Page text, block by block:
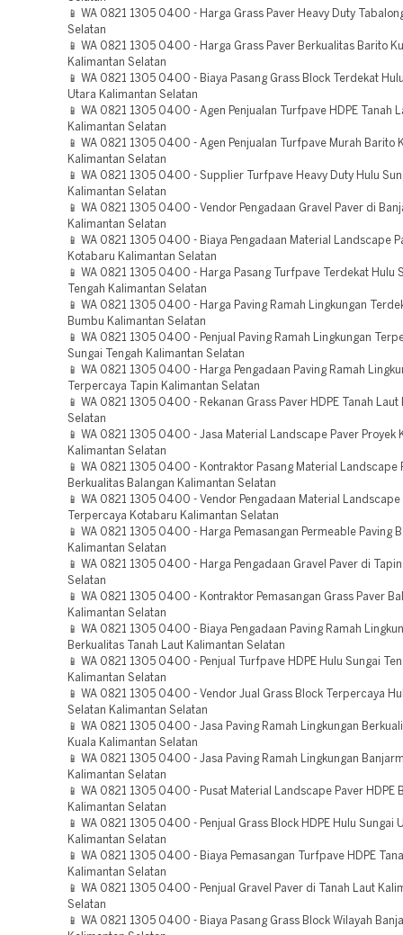
📱 WA 0821 1305 0400 - Harga Grass Paver Heavy Duty
Selatan
📱 WA 0821 1305 0400 - Harga Grass Paver Berkualitas Barito
Kalimantan Selatan
📱 WA 0821 1305 0400 - Biaya Pasang Grass Block Terdekat
Utara Kalimantan Selatan
📱 WA 0821 1305 0400 - Agen Penjualan Turfpave HDPE Tanah
Kalimantan Selatan
📱 WA 0821 1305 0400 - Agen Penjualan Turfpave Murah Barito
Kalimantan Selatan
📱 WA 0821 1305 0400 - Supplier Turfpave Heavy Duty Hulu
Kalimantan Selatan
📱 WA 0821 1305 0400 - Vendor Pengadaan Gravel Paver di
Kalimantan Selatan
📱 WA 0821 1305 0400 - Biaya Pengadaan Material Landscape
Kotabaru Kalimantan Selatan
📱 WA 0821 1305 0400 - Harga Pasang Turfpave Terdekat Hulu
Tengah Kalimantan Selatan
📱 WA 0821 1305 0400 - Harga Paving Ramah Lingkungan
Bumbu Kalimantan Selatan
📱 WA 0821 1305 0400 - Penjual Paving Ramah Lingkungan
Sungai Tengah Kalimantan Selatan
📱 WA 0821 1305 0400 - Harga Pengadaan Paving Ramah
Terpercaya Tapin Kalimantan Selatan
📱 WA 0821 1305 0400 - Rekanan Grass Paver HDPE Tanah Laut
Selatan
📱 WA 0821 1305 0400 - Jasa Material Landscape Paver Proyek
Kalimantan Selatan
📱 WA 0821 1305 0400 - Kontraktor Pasang Material Landscape
Berkualitas Balangan Kalimantan Selatan
📱 WA 0821 1305 0400 - Vendor Pengadaan Material Landscape
Terpercaya Kotabaru Kalimantan Selatan
📱 WA 0821 1305 0400 - Harga Pemasangan Permeable Paving
Kalimantan Selatan
📱 WA 0821 1305 0400 - Harga Pengadaan Gravel Paver di
Selatan
📱 WA 0821 1305 0400 - Kontraktor Pemasangan Grass Paver
Kalimantan Selatan
📱 WA 0821 1305 0400 - Biaya Pengadaan Paving Ramah
Berkualitas Tanah Laut Kalimantan Selatan
📱 WA 0821 1305 0400 - Penjual Turfpave HDPE Hulu Sungai
Kalimantan Selatan
📱 WA 0821 1305 0400 - Vendor Jual Grass Block Terpercaya
Selatan Kalimantan Selatan
📱 WA 0821 1305 0400 - Jasa Paving Ramah Lingkungan
Kuala Kalimantan Selatan
📱 WA 0821 1305 0400 - Jasa Paving Ramah Lingkungan
Kalimantan Selatan
📱 WA 0821 1305 0400 - Pusat Material Landscape Paver HDPE
Kalimantan Selatan
📱 WA 0821 1305 0400 - Penjual Grass Block HDPE Hulu Sungai
Kalimantan Selatan
📱 WA 0821 1305 0400 - Biaya Pemasangan Turfpave HDPE
Kalimantan Selatan
📱 WA 0821 1305 0400 - Penjual Gravel Paver di Tanah Laut
Selatan
📱 WA 0821 1305 0400 - Biaya Pasang Grass Block Wilayah